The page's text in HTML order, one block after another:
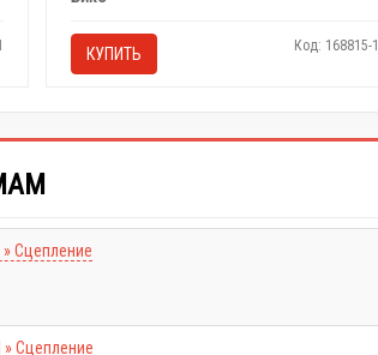
КУПИТЬ Код: 168815-1
Сцепление
Сцепление